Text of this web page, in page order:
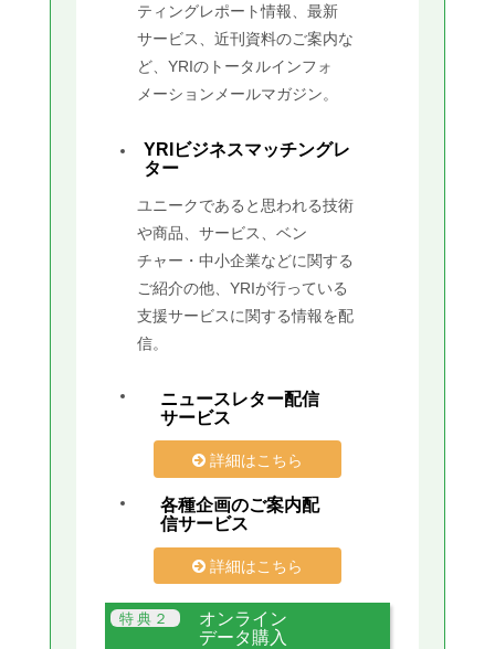
ティングレポート情報、最新
サービス、近刊資料のご案内な
ど、YRIのトータルインフォ
メーションメールマガジン。
YRIビジネスマッチングレ
ター
ユニークであると思われる技術
や商品、サービス、ベン
チャー・中小企業などに関する
ご紹介の他、YRIが行っている
支援サービスに関する情報を配
信。
ニュースレター配信
サービス
詳細はこちら
各種企画のご案内配
信サービス
詳細はこちら
オンライン
データ購入